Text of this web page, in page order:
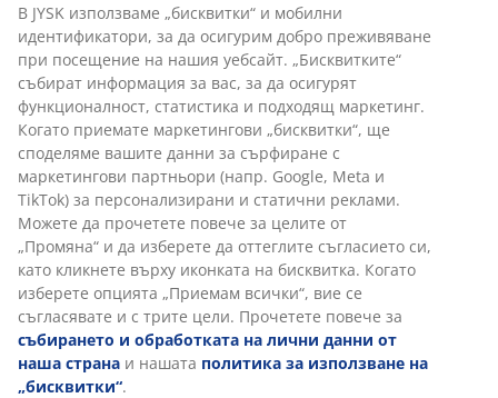
В JYSK използваме „бисквитки“ и мобилни
идентификатори, за да осигурим добро преживяване
при посещение на нашия уебсайт. „Бисквитките“
събират информация за вас, за да осигурят
функционалност, статистика и подходящ маркетинг.
Когато приемате маркетингови „бисквитки“, ще
споделяме вашите данни за сърфиране с
маркетингови партньори (напр. Google, Meta и
TikTok) за персонализирани и статични реклами.
Можете да прочетете повече за целите от
„Промяна“ и да изберете да оттеглите съгласието си,
като кликнете върху иконката на бисквитка. Когато
изберете опцията „Приемам всички“, вие се
съгласявате и с трите цели. Прочетете повече за
събирането и обработката на лични данни от
наша страна и нашата политика за използване на
„бисквитки“.